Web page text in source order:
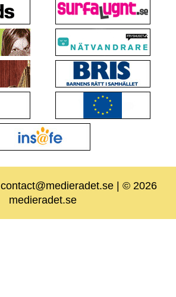
contact@medieradet.se | © 2026
medieradet.se